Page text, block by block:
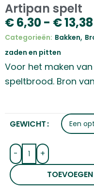
Artipan spelt
€6,30- €13,38
Categorieën: Bakken,
zaden en pitten
Voor het maken
speltbrood. Bron
GEWICHT
-
+